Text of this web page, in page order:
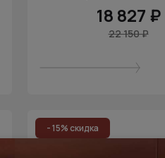
18 827 ₽
22 150 ₽
- 15% скидка